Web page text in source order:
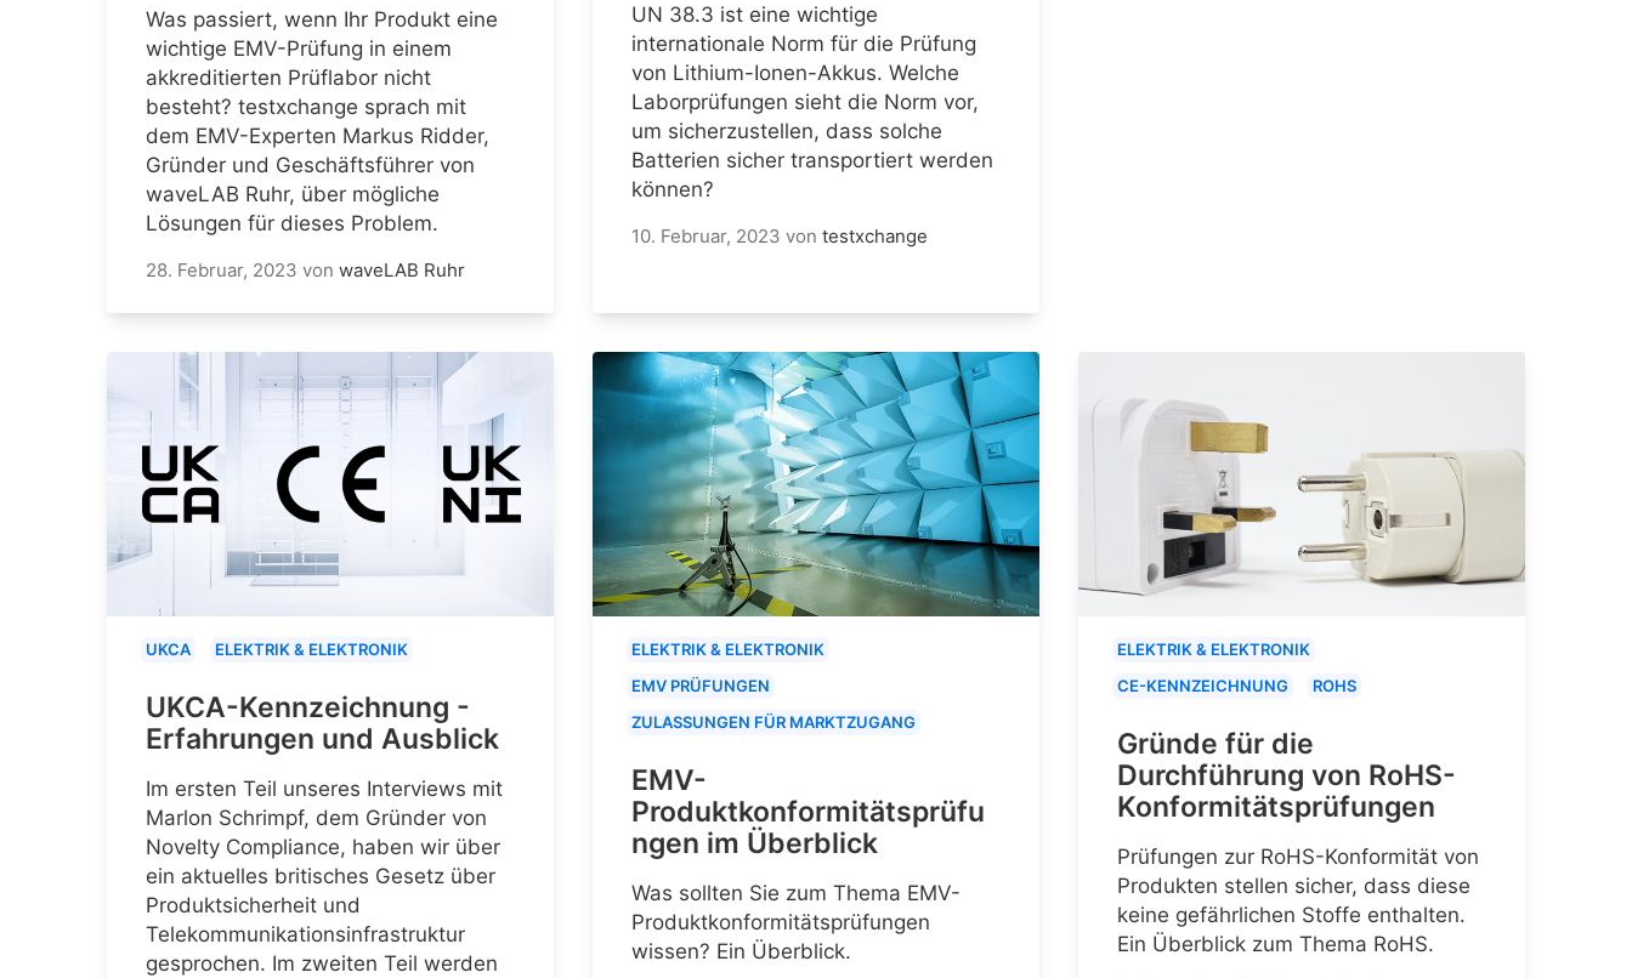
Was passiert, wenn Ihr Produkt eine
wichtige EMV-Prüfung in einem
akkreditierten Prüflabor nicht
besteht? testxchange sprach mit
dem EMV-Experten Markus Ridder,
Gründer und Geschäftsführer von
waveLAB Ruhr, über mögliche
Lösungen für dieses Problem.
28. Februar, 2023 von waveLAB Ruhr
UN 38.3 ist eine wichtige
internationale Norm für die Prüfung
von Lithium-Ionen-Akkus. Welche
Laborprüfungen sieht die Norm vor,
um sicherzustellen, dass solche
Batterien sicher transportiert werden
können?
10. Februar, 2023 von testxchange
UKCA ELEKTRIK & ELEKTRONIK
UKCA-Kennzeichnung -
Erfahrungen und Ausblick
Im ersten Teil unseres Interviews mit
Marlon Schrimpf, dem Gründer von
Novelty Compliance, haben wir über
ein aktuelles britisches Gesetz über
Produktsicherheit und
Telekommunikationsinfrastruktur
gesprochen. Im zweiten Teil werden
ELEKTRIK & ELEKTRONIK
EMV PRÜFUNGEN
ZULASSUNGEN FÜR MARKTZUGANG
EMV-
Produktkonformitätsprüfu
ngen im Überblick
Was sollten Sie zum Thema EMV-
Produktkonformitätsprüfungen
wissen? Ein Überblick.
ELEKTRIK & ELEKTRONIK
CE-KENNZEICHNUNG
ROHS
Gründe für die
Durchführung von RoHS-
Konformitätsprüfungen
Prüfungen zur RoHS-Konformität von
Produkten stellen sicher, dass diese
keine gefährlichen Stoffe enthalten.
Ein Überblick zum Thema RoHS.